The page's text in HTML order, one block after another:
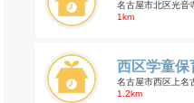
名古屋市北区光音
1km
西区学童保
名古屋市西区上名
1.2km